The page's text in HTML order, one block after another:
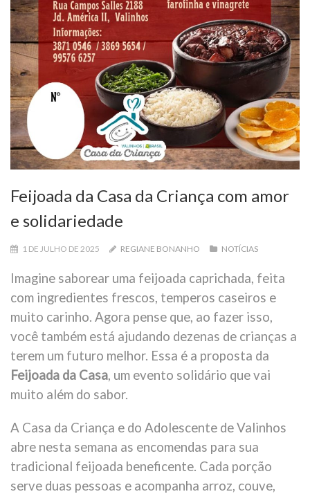
Feijoada da Casa da Criança com amor
e solidariedade
1 DE JULHO DE 2025 REGIANE BONANHO NOTÍCIAS
Imagine saborear uma feijoada caprichada, feita
com ingredientes frescos, temperos caseiros e
muito carinho. Agora pense que, ao fazer isso,
você também está ajudando dezenas de crianças a
terem um futuro melhor. Essa é a proposta da
Feijoada da Casa, um evento solidário que vai
muito além do sabor.
A Casa da Criança e do Adolescente de Valinhos
abre nesta semana as encomendas para sua
tradicional feijoada beneficente. Cada porção
serve duas pessoas e acompanha arroz, couve,